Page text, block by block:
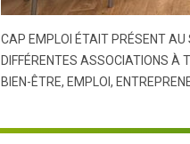
CAP EMPLOI ÉTAIT PRÉSENT AU
DIFFÉRENTES ASSOCIATIONS À
BIEN-ÊTRE, EMPLOI,